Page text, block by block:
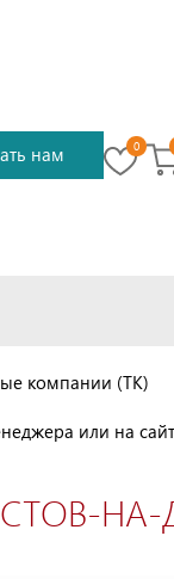
нам 0
компании (ТК)
или на